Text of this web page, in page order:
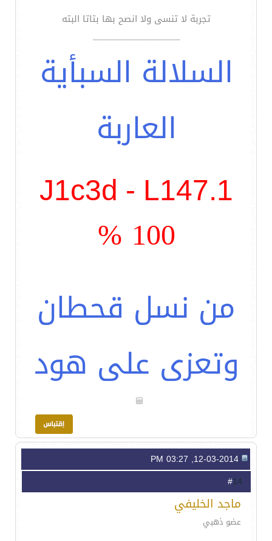
تجربة لا تنسى ولا انصح بها بتاتا البته
__________________
السلالة السبأية
العاربة
J1c3d - L147.1
100 %
من نسل قحطان
وتعزى على هود
14
ماجد الخليفي
عضو ذهبي